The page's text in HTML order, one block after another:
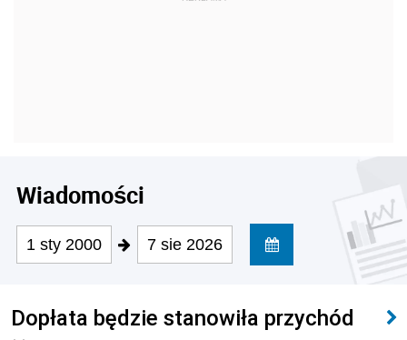
Wiadomości
1 sty 2000 7 sie 2026
Dopłata będzie stanowiła przychód